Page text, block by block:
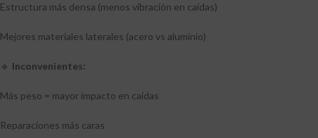
Estructura más densa (menos vibración en caídas)
Mejores materiales laterales (acero vs aluminio)
🔹 Inconvenientes:
Más peso = mayor impacto en caídas
Reparaciones más caras